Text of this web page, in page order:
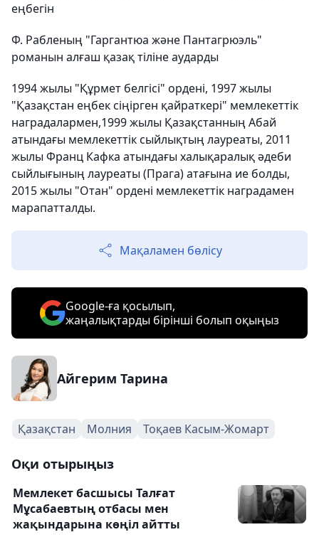
еңбегін
Ф. Рабленың "Гаргантюа және Пантагрюэль"
романын алғаш қазақ тіліне аударды
1994 жылы "Құрмет белгісі" ордені, 1997 жылы
"Қазақстан еңбек сіңірген қайраткері" мемлекеттік
наградалармен,1999 жылы Қазақстанның Абай
атындағы мемлекеттік сыйлықтың лауреаты, 2011
жылы Франц Кафка атындағы халықаралық әдеби
сыйлығының лауреаты (Прага) атағына ие болды,
2015 жылы "Отан" ордені мемлекеттік наградамен
марапатталды.
Мақаламен бөлісу
Google-ға қосылып,
жаңалықтарды бірінші болып оқыңыз
Айгерим Тарина
Қазақстан Молния Тоқаев Касым-Жомарт
Оқи отырыңыз
Мемлекет басшысы Талғат
Мұсабаевтың отбасы мен
жақындарына көңіл айтты